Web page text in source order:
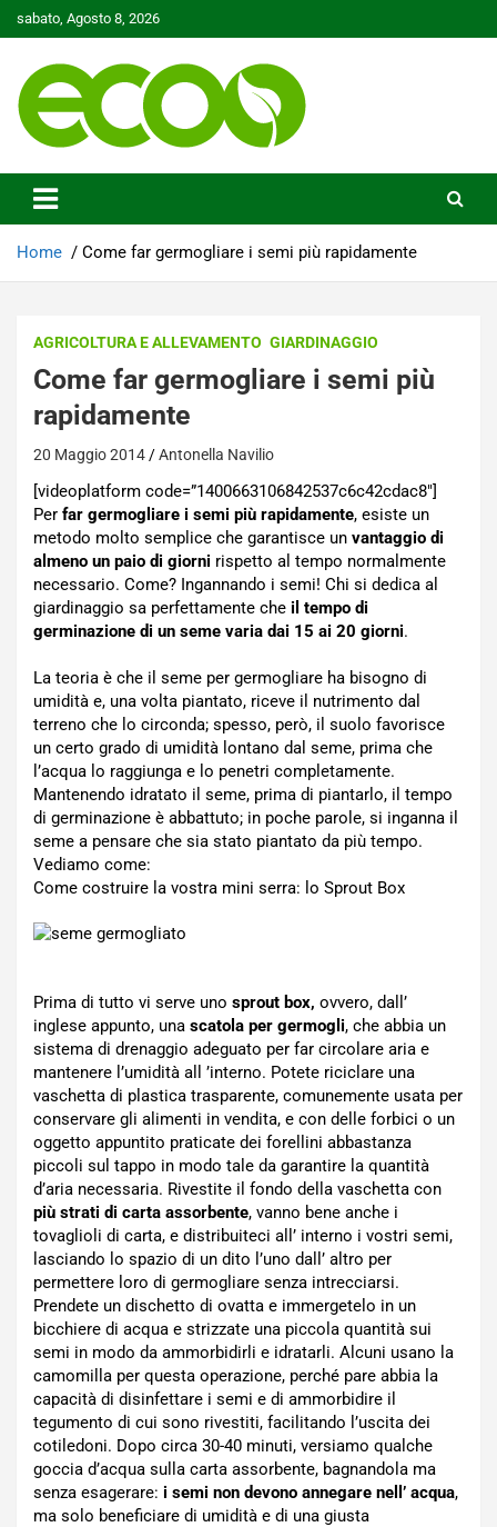
to
sabato, Agosto 8, 2026
Ecoo.it
Home Come far germogliare i semi più rapidamente
AGRICOLTURA E ALLEVAMENTO GIARDINAGGIO
Come far germogliare i semi più
rapidamente
20 Maggio 2014 Antonella Navilio
[videoplatform code=”1400663106842537c6c42cdac8″]
Per far germogliare i semi più rapidamente, esiste un
metodo molto semplice che garantisce un vantaggio di
almeno un paio di giorni rispetto al tempo normalmente
necessario. Come? Ingannando i semi! Chi si dedica al
giardinaggio sa perfettamente che il tempo di
germinazione di un seme varia dai 15 ai 20 giorni.
La teoria è che il seme per germogliare ha bisogno di
umidità e, una volta piantato, riceve il nutrimento dal
terreno che lo circonda; spesso, però, il suolo favorisce
un certo grado di umidità lontano dal seme, prima che
l’acqua lo raggiunga e lo penetri completamente.
Mantenendo idratato il seme, prima di piantarlo, il tempo
di germinazione è abbattuto; in poche parole, si inganna il
seme a pensare che sia stato piantato da più tempo.
Vediamo come:
Come costruire la vostra mini serra: lo Sprout Box
Prima di tutto vi serve uno sprout box, ovvero, dall’
inglese appunto, una scatola per germogli, che abbia un
sistema di drenaggio adeguato per far circolare aria e
mantenere l’umidità all ’interno. Potete riciclare una
vaschetta di plastica trasparente, comunemente usata per
conservare gli alimenti in vendita, e con delle forbici o un
oggetto appuntito praticate dei forellini abbastanza
piccoli sul tappo in modo tale da garantire la quantità
d’aria necessaria. Rivestite il fondo della vaschetta con
più strati di carta assorbente, vanno bene anche i
tovaglioli di carta, e distribuiteci all’ interno i vostri semi,
lasciando lo spazio di un dito l’uno dall’ altro per
permettere loro di germogliare senza intrecciarsi.
Prendete un dischetto di ovatta e immergetelo in un
bicchiere di acqua e strizzate una piccola quantità sui
semi in modo da ammorbidirli e idratarli. Alcuni usano la
camomilla per questa operazione, perché pare abbia la
capacità di disinfettare i semi e di ammorbidire il
tegumento di cui sono rivestiti, facilitando l’uscita dei
cotiledoni. Dopo circa 30-40 minuti, versiamo qualche
goccia d’acqua sulla carta assorbente, bagnandola ma
senza esagerare: i semi non devono annegare nell’ acqua,
ma solo beneficiare di umidità e di una giusta